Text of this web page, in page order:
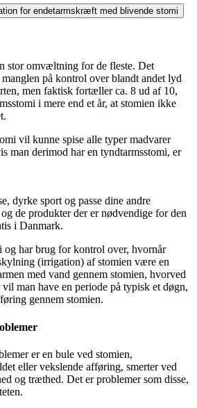
for endetarmskræft med blivende stomi
stor omvæltning for de fleste. Det
på kontrol over blandt andet lyd
men faktisk fortæller ca. 8 ud af 10,
i mere end et år, at stomien ikke
vil kunne spise alle typer madvarer
man derimod har en tyndtarmsstomi, er
dyrke sport og passe dine andre
de produkter der er nødvendige for den
i Danmark.
og har brug for kontrol over, hvornår
(irrigation) af stomien være en
med vand gennem stomien, hvorved
man have en periode på typisk et døgn,
gennem stomien.
er en bule ved stomien,
eller vekslende afføring, smerter ved
og træthed. Det er problemer som disse,